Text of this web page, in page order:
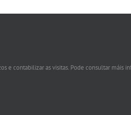
e contabilizar as visitas. Pode consultar máis